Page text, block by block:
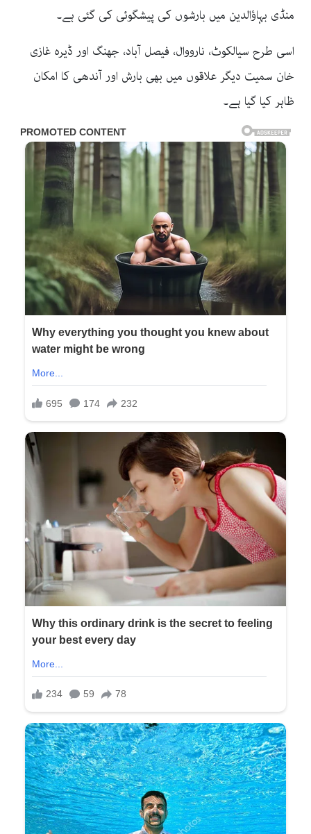
منڈی بہاؤالدین میں بارشوں کی پیشگوئی کی گئی ہے۔
اسی طرح سیالکوٹ، نارووال، فیصل آباد، جھنگ اور ڈیرہ غازی
خان سمیت دیگر علاقوں میں بھی بارش اور آندھی کا امکان
ظاہر کیا گیا ہے۔